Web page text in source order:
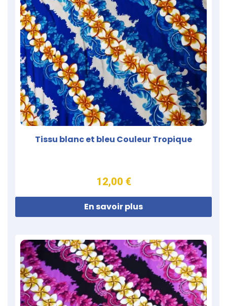
Tissu blanc et bleu Couleur Tropique
12,00 €
En savoir plus